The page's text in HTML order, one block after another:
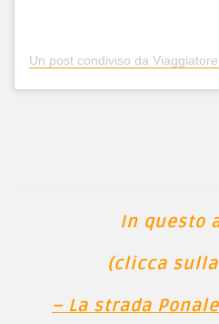
In questo
(clicca
– La strada